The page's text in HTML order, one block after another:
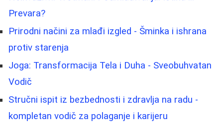
Prevara?
Prirodni načini za mlađi izgled - Šminka i ishrana
protiv starenja
Joga: Transformacija Tela i Duha - Sveobuhvatan
Vodič
Stručni ispit iz bezbednosti i zdravlja na radu -
kompletan vodič za polaganje i karijeru